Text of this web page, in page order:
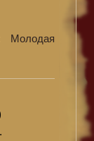
Молодая